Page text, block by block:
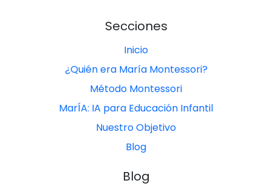
Secciones
Inicio
¿Quién era María Montessori?
Método Montessori
MarÍA: IA para Educación Infantil
Nuestro Objetivo
Blog
Blog